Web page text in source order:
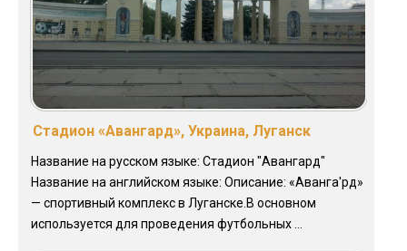
Стадион «Авангард», Украина, Луганск
Название на русском языке: Стадион "Авангард"
Название на английском языке: Описание: «Аванга'рд»
— спортивный комплекс в Луганске.В основном
используется для проведения футбольных ...